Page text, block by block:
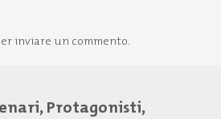
inviare un commento.
Protagonisti,